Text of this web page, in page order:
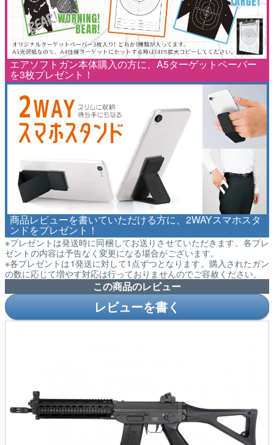
エアソフトガン本体購入の方に、A5ターゲットペーパー
を3枚プレゼント！
商品レビューを書いていただける方に、2WAYスマホスタ
ンドをプレゼント！
※プレゼントは発送時に同梱してお送りさせていただきます。各プレ
ゼントの内容は予告なく変更になる場合がございます。
※各プレゼントは1発送に対して1点ずつとなります。購入されたガン
の数に応じて増やす対応は行っておりませんのでご容赦ください。
この商品のレビュー
レビューを書く